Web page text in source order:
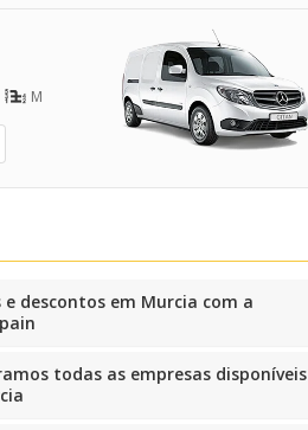
M
descontos em Murcia com a
todas as empresas disponíveis